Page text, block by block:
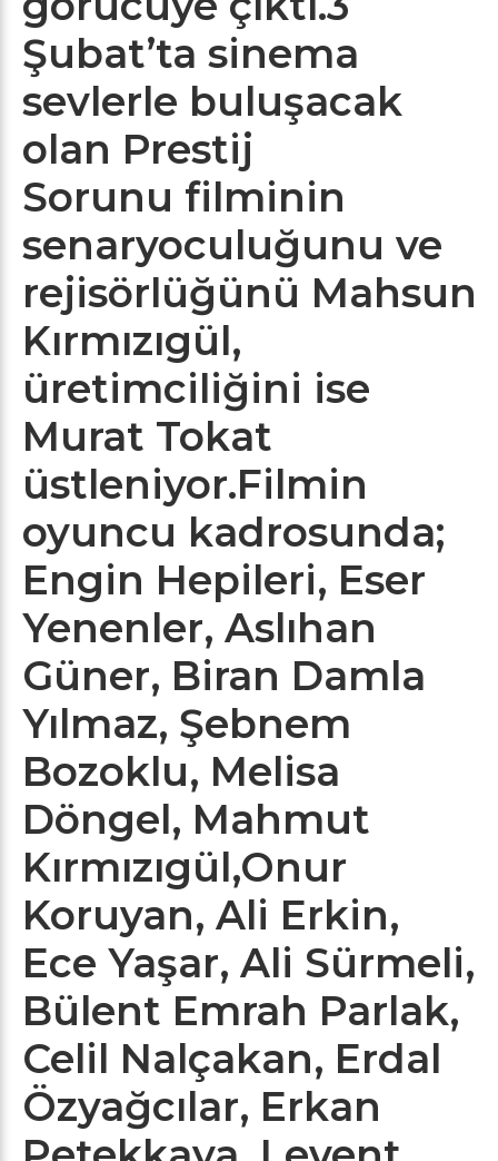
Şubat’ta sinema
sevlerle buluşacak
olan Prestij
Sorunu filminin
senaryoculuğunu ve
rejisörlüğünü Mahsun
Kırmızıgül,
üretimciliğini ise
Murat Tokat
üstleniyor.Filmin
oyuncu kadrosunda;
Engin Hepileri, Eser
Yenenler, Aslıhan
Güner, Biran Damla
Yılmaz, Şebnem
Bozoklu, Melisa
Döngel, Mahmut
Kırmızıgül,Onur
Koruyan, Ali Erkin,
Ece Yaşar, Ali Sürmeli,
Bülent Emrah Parlak,
Celil Nalçakan, Erdal
Özyağcılar, Erkan